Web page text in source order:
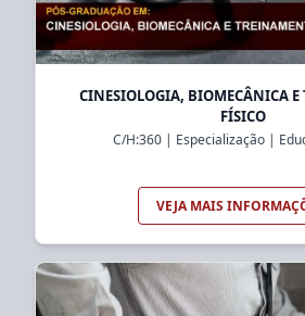
CINESIOLOGIA, BIOMECÂNICA
FÍSICO
C/H:360| Especialização|
VEJA MAIS